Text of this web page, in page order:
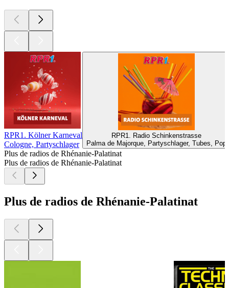
RPR1. Kölner Karneval
Cologne, Partyschlager
RPR1. Radio Schinkenstrasse
Palma de Majorque, Partyschlager, Tubes, Pop
Plus de radios de Rhénanie-Palatinat
Plus de radios de Rhénanie-Palatinat
Plus de radios de Rhénanie-Palatinat